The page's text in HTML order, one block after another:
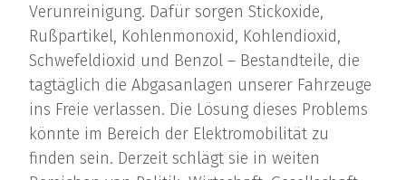
Verunreinigung. Dafür sorgen Stickoxide,
Rußpartikel, Kohlenmonoxid, Kohlendioxid,
Schwefeldioxid und Benzol – Bestandteile, die
tagtäglich die Abgasanlagen unserer Fahrzeuge
ins Freie verlassen. Die Lösung dieses Problems
könnte im Bereich der Elektromobilität zu
finden sein. Derzeit schlägt sie in weiten